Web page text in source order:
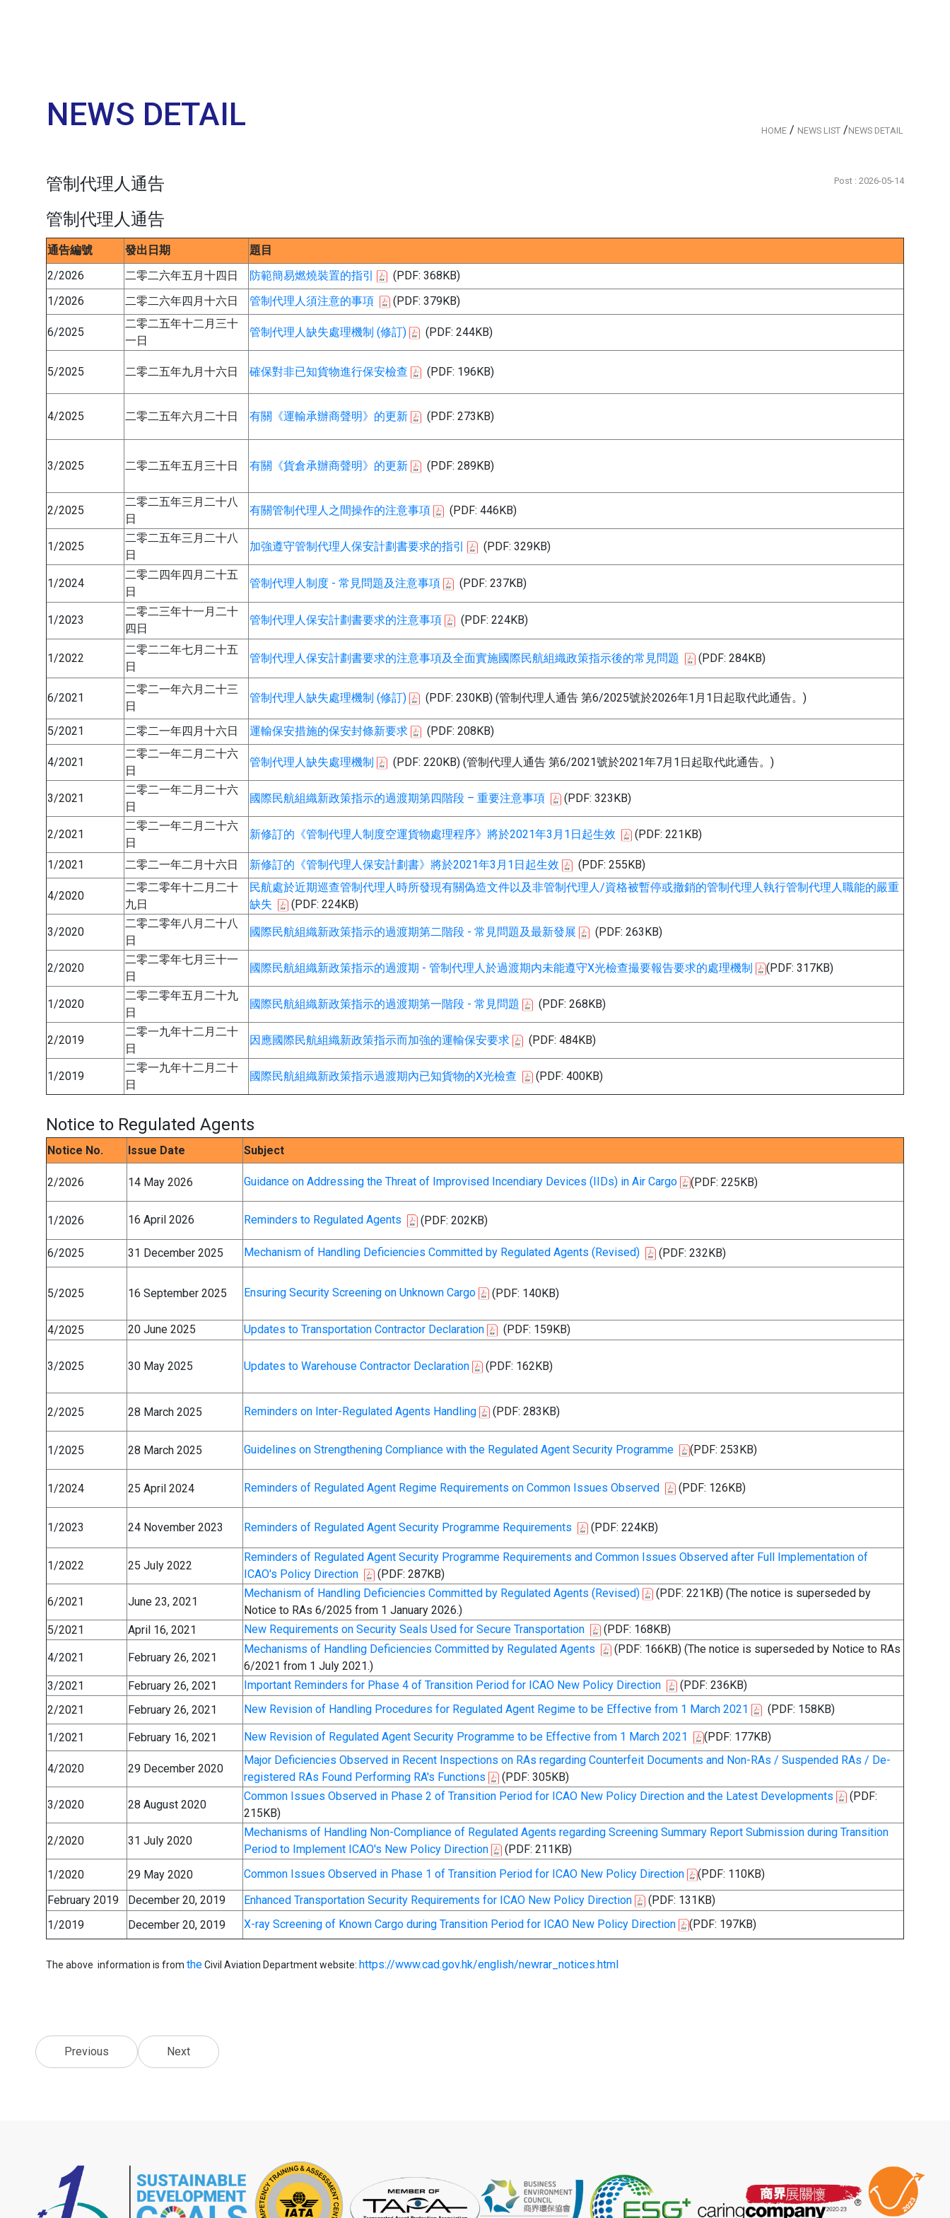
NEWS DETAIL HOME / NEWS LIST /NEWS DETAIL
管制代理人通告 Post : 2026-05-14
管制代理人通告
通告編號 發出日期
題目
2/2026
二零二六年五月十四日 防範簡易燃燒裝置的指引
(PDF: 368KB)
1/2026
二零二六年四月十六日 管制代理人須注意的事項 (PDF: 379KB)
6/2025
二零二五年十二月三十
一日
管制代理人缺失處理機制 (修訂) (PDF: 244KB)
5/2025 二零二五年九月十六日 確保對非已知貨物進行保安檢查 (PDF: 196KB)
4/2025 二零二五年六月二十日 有關《運輸承辦商聲明》的更新 (PDF: 273KB)
3/2025 二零二五年五月三十日 有關《貨倉承辦商聲明》的更新 (PDF: 289KB)
2/2025
二零二五年三月二十八
日
有關管制代理人之間操作的注意事項 (PDF: 446KB)
1/2025
二零二五年三月二十八
日
加強遵守管制代理人保安計劃書要求的指引 (PDF: 329KB)
1/2024
二零二四年四月二十五
日
管制代理人制度 - 常見問題及注意事項 (PDF: 237KB)
1/2023
二零二三年十一月二十
四日
管制代理人保安計劃書要求的注意事項 (PDF: 224KB)
1/2022
二零二二年七月二十五
日
管制代理人保安計劃書要求的注意事項及全面實施國際民航組織政策指示後的常見問題 (PDF: 284KB)
6/2021
二零二一年六月二十三
日
管制代理人缺失處理機制 (修訂) (PDF: 230KB) (管制代理人通告 第6/2025號於2026年1月1日起取代此通告。)
5/2021 二零二一年四月十六日 運輸保安措施的保安封條新要求 (PDF: 208KB)
4/2021
二零二一年二月二十六
日
管制代理人缺失處理機制 (PDF: 220KB) (管制代理人通告 第6/2021號於2021年7月1日起取代此通告。)
3/2021
二零二一年二月二十六
日
國際民航組織新政策指示的過渡期第四階段 – 重要注意事項 (PDF: 323KB)
2/2021
二零二一年二月二十六
日
新修訂的《管制代理人制度空運貨物處理程序》將於2021年3月1日起生效 (PDF: 221KB)
1/2021 二零二一年二月十六日 新修訂的《管制代理人保安計劃書》將於2021年3月1日起生效 (PDF: 255KB)
4/2020
二零二零年十二月二十
九日
民航處於近期巡查管制代理人時所發現有關偽造文件以及非管制代理人/資格被暫停或撤銷的管制代理人執行管制代理人職能的嚴重
缺失
(PDF: 224KB)
3/2020
二零二零年八月二十八
日
國際民航組織新政策指示的過渡期第二階段 - 常見問題及最新發展 (PDF: 263KB)
2/2020
二零二零年七月三十一
日
國際民航組織新政策指示的過渡期 - 管制代理人於過渡期内未能遵守X光檢查撮要報告要求的處理機制 (PDF: 317KB)
1/2020
二零二零年五月二十九
日
國際民航組織新政策指示的過渡期第一階段 - 常見問題 (PDF: 268KB)
2/2019
二零一九年十二月二十
日
因應國際民航組織新政策指示而加強的運輸保安要求 (PDF: 484KB)
1/2019
二零一九年十二月二十
日
國際民航組織新政策指示過渡期內已知貨物的X光檢查 (PDF: 400KB)
Notice to Regulated Agents
Notice No. Issue Date Subject
2/2026 14 May 2026 Guidance on Addressing the Threat of Improvised Incendiary Devices (IIDs) in Air Cargo (PDF: 225KB)
1/2026 16 April 2026 Reminders to Regulated Agents (PDF: 202KB)
6/2025 31 December 2025 Mechanism of Handling Deficiencies Committed by Regulated Agents (Revised) (PDF: 232KB)
5/2025 16 September 2025 Ensuring Security Screening on Unknown Cargo (PDF: 140KB)
4/2025 20 June 2025 Updates to Transportation Contractor Declaration (PDF: 159KB)
3/2025 30 May 2025 Updates to Warehouse Contractor Declaration (PDF: 162KB)
2/2025 28 March 2025 Reminders on Inter-Regulated Agents Handling (PDF: 283KB)
1/2025 28 March 2025 Guidelines on Strengthening Compliance with the Regulated Agent Security Programme (PDF: 253KB)
1/2024 25 April 2024 Reminders of Regulated Agent Regime Requirements on Common Issues Observed (PDF: 126KB)
1/2023 24 November 2023 Reminders of Regulated Agent Security Programme Requirements (PDF: 224KB)
1/2022 25 July 2022
Reminders of Regulated Agent Security Programme Requirements and Common Issues Observed after Full Implementation of
ICAO's Policy Direction
(PDF: 287KB)
6/2021 June 23, 2021
Mechanism of Handling Deficiencies Committed by Regulated Agents (Revised) (PDF: 221KB) (The notice is superseded by
Notice to RAs 6/2025 from 1 January 2026.)
5/2021
April 16, 2021 New Requirements on Security Seals Used for Secure Transportation (PDF: 168KB)
4/2021 February 26, 2021
Mechanisms of Handling Deficiencies Committed by Regulated Agents (PDF: 166KB) (The notice is superseded by Notice to RAs
6/2021 from 1 July 2021.)
3/2021
February 26, 2021 Important Reminders for Phase 4 of Transition Period for ICAO New Policy Direction
(PDF: 236KB)
2/2021
February 26, 2021 New Revision of Handling Procedures for Regulated Agent Regime to be Effective from 1 March 2021 (PDF: 158KB)
1/2021 February 16, 2021 New Revision of Regulated Agent Security Programme to be Effective from 1 March 2021 (PDF: 177KB)
4/2020 29 December 2020
Major Deficiencies Observed in Recent Inspections on RAs regarding Counterfeit Documents and Non-RAs / Suspended RAs / De-
registered RAs Found Performing RA's Functions
(PDF: 305KB)
3/2020 28 August 2020
Common Issues Observed in Phase 2 of Transition Period for ICAO New Policy Direction and the Latest Developments
(PDF:
215KB)
2/2020 31 July 2020
Mechanisms of Handling Non-Compliance of Regulated Agents regarding Screening Summary Report Submission during Transition
Period to Implement ICAO's New Policy Direction
(PDF: 211KB)
1/2020
29 May 2020 Common Issues Observed in Phase 1 of Transition Period for ICAO New Policy Direction
(PDF: 110KB)
February 2019
December 20, 2019 Enhanced Transportation Security Requirements for ICAO New Policy Direction
(PDF: 131KB)
1/2019
December 20, 2019 X-ray Screening of Known Cargo during Transition Period for ICAO New Policy Direction (PDF: 197KB)
The above information is from theCivil Aviation Department website: https://www.cad.gov.hk/english/newrar_notices.html
Previous Next